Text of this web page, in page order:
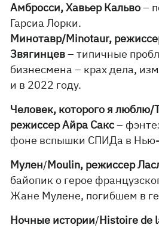
Амбросси, Хавьер Кальво–
Гарсиа Лорки.
Минотавр/Minotaur,
Звягинцев– типичные
бизнесмена – крах дела,
и в 2022 году.
Человек, которого я люблю/
режиссер Айра Сакс–
фоне вспышки СПИДа в
Мулен/Moulin, режиссер
байопик о герое
Жане Мулене, погибшем в
Ночные истории/Histoire de